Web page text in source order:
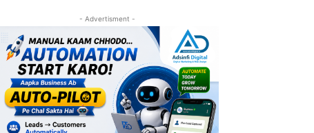
- Advertisment -